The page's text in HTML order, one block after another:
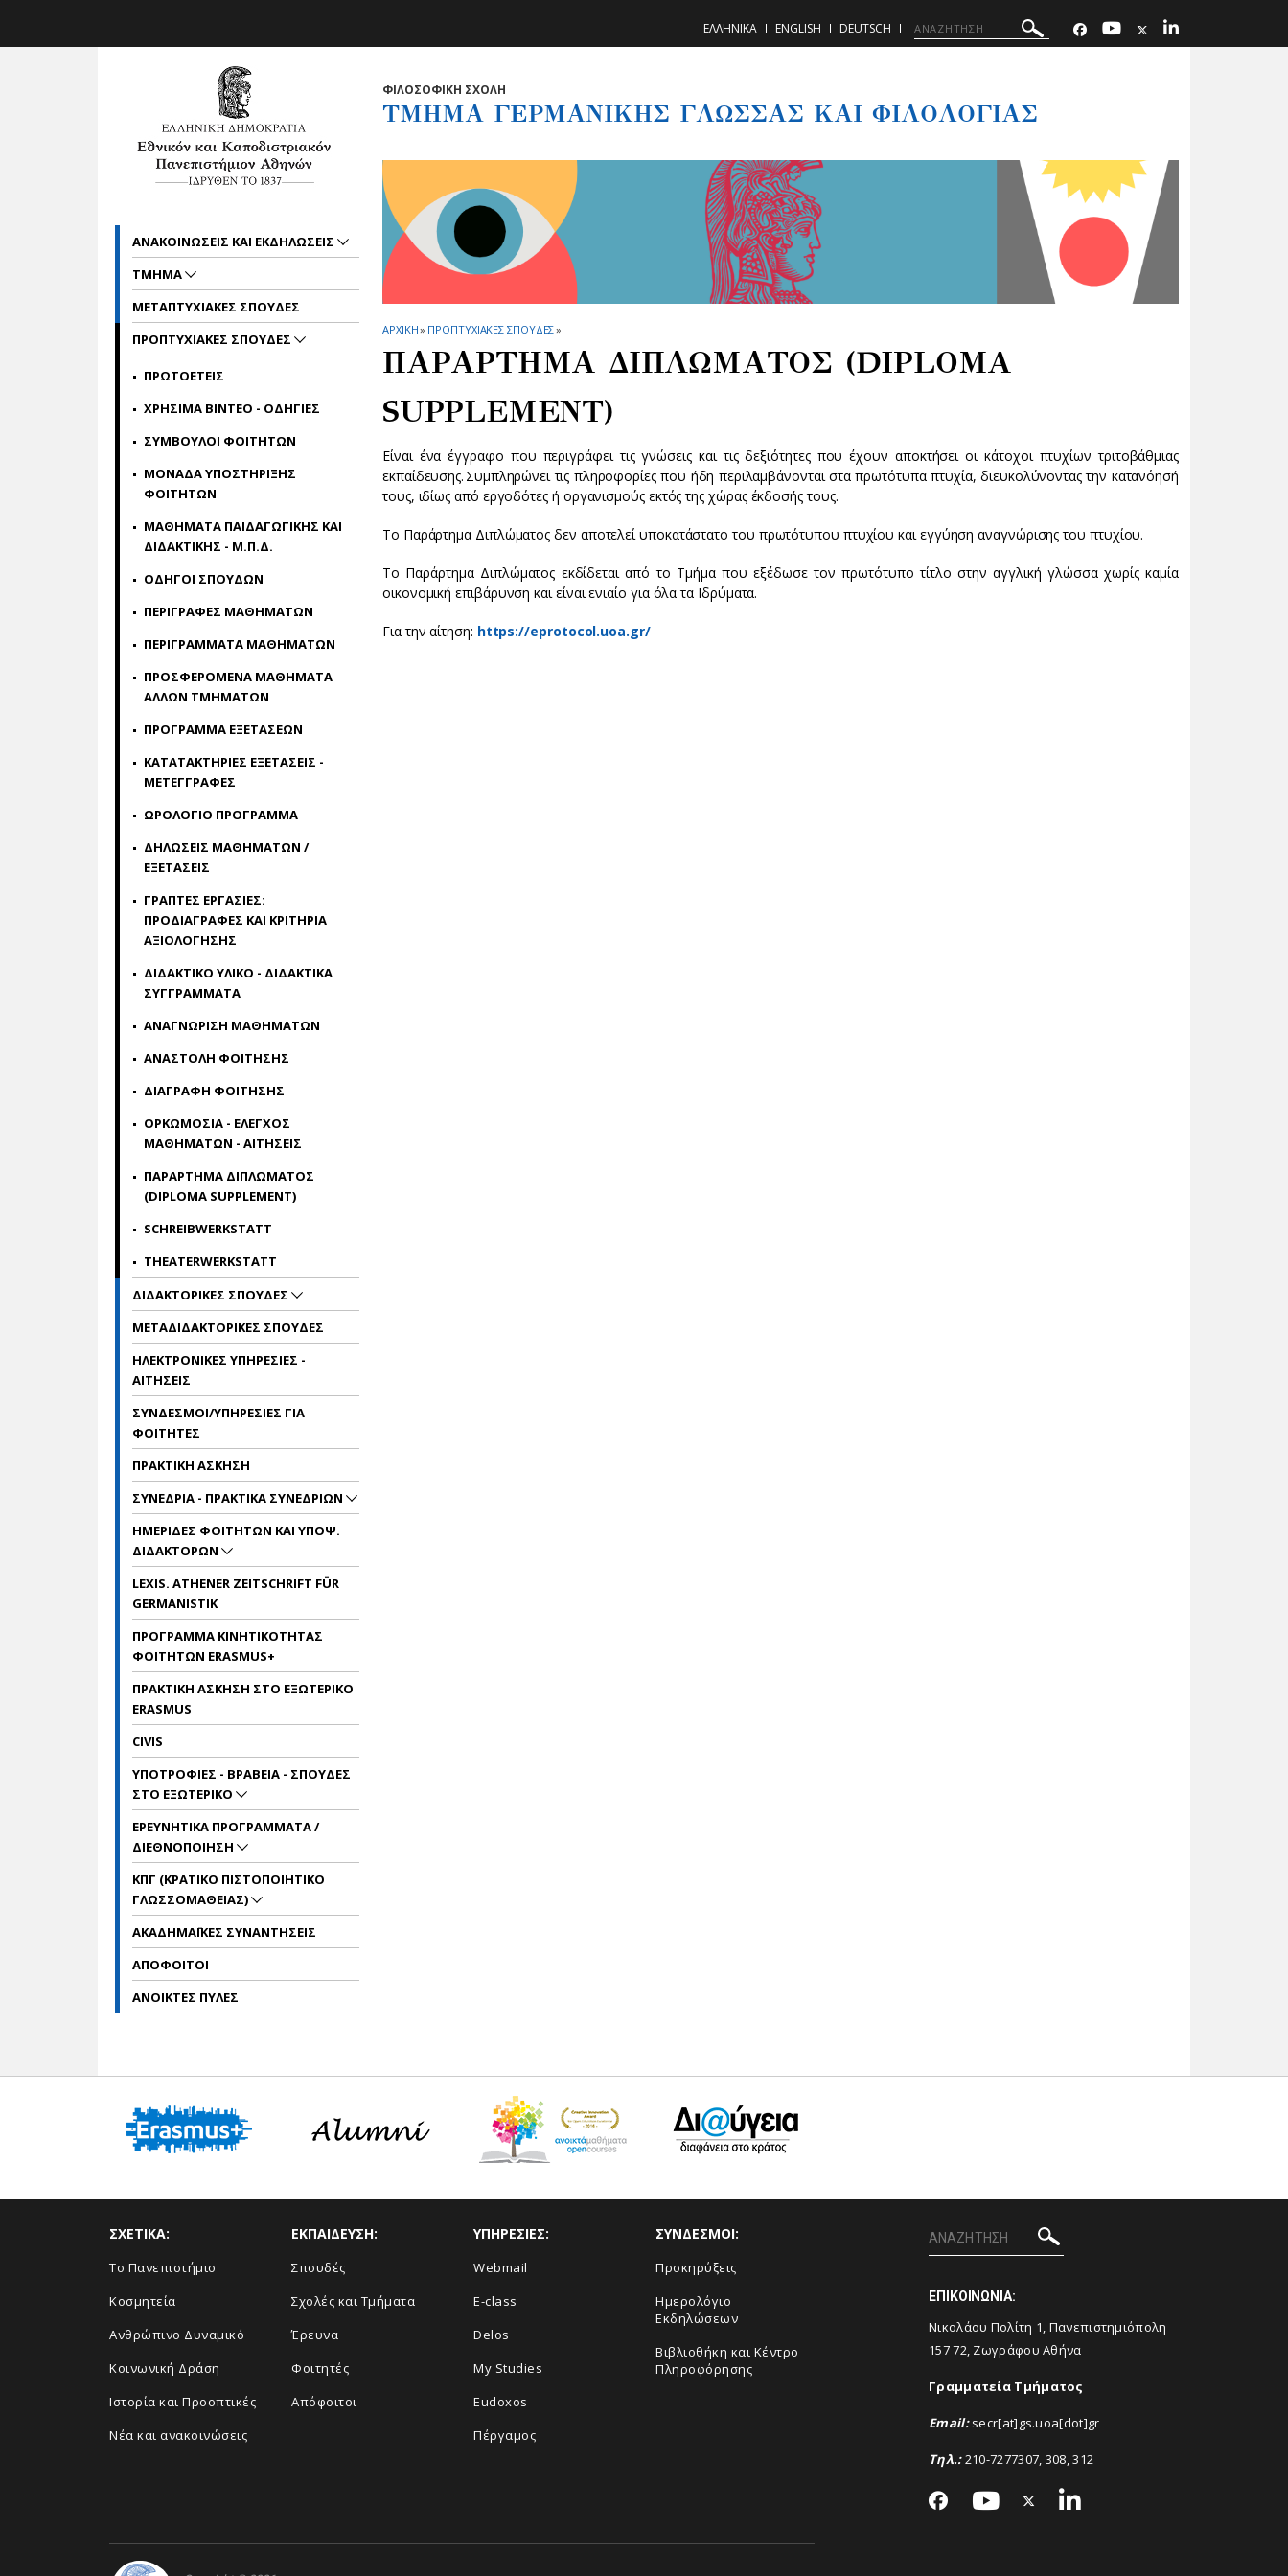
ΕΛΛΗΝΙΚΑ ENGLISH DEUTSCH
ΦΙΛΟΣΟΦΙΚΗ ΣΧΟΛΗ
ΤΜΗΜΑ ΓΕΡΜΑΝΙΚΗΣ ΓΛΩΣΣΑΣ ΚΑΙ ΦΙΛΟΛΟΓΙΑΣ
ΑΡΧΙΚΗ» ΠΡΟΠΤΥΧΙΑΚΕΣ ΣΠΟΥΔΕΣ»
ΠΑΡΑΡΤΗΜΑ ΔΙΠΛΩΜΑΤΟΣ (DIPLOMA
SUPPLEMENT)
Είναι ένα έγγραφο που περιγράφει τις γνώσεις και τις δεξιότητες που έχουν αποκτήσει οι κάτοχοι πτυχίων τριτοβάθμιας
εκπαίδευσης. Συμπληρώνει τις πληροφορίες που ήδη περιλαμβάνονται στα πρωτότυπα πτυχία, διευκολύνοντας την κατανόησή
τους, ιδίως από εργοδότες ή οργανισμούς εκτός της χώρας έκδοσής τους.
Το Παράρτημα Διπλώματος δεν αποτελεί υποκατάστατο του πρωτότυπου πτυχίου και εγγύηση αναγνώρισης του πτυχίου.
Το Παράρτημα Διπλώματος εκδίδεται από το Τμήμα που εξέδωσε τον πρωτότυπο τίτλο στην αγγλική γλώσσα χωρίς καμία
οικονομική επιβάρυνση και είναι ενιαίο για όλα τα Ιδρύματα.
Για την αίτηση: https://eprotocol.uoa.gr/
ΑΝΑΚΟΙΝΩΣΕΙΣ ΚΑΙ ΕΚΔΗΛΩΣΕΙΣ
ΤΜΗΜΑ
ΜΕΤΑΠΤΥΧΙΑΚΕΣ ΣΠΟΥΔΕΣ
ΠΡΟΠΤΥΧΙΑΚΕΣ ΣΠΟΥΔΕΣ
ΠΡΩΤΟΕΤΕΙΣ
ΧΡΗΣΙΜΑ ΒΙΝΤΕΟ - ΟΔΗΓΙΕΣ
ΣΥΜΒΟΥΛΟΙ ΦΟΙΤΗΤΩΝ
ΜΟΝΑΔΑ ΥΠΟΣΤΗΡΙΞΗΣ
ΦΟΙΤΗΤΩΝ
ΜΑΘΗΜΑΤΑ ΠΑΙΔΑΓΩΓΙΚΗΣ ΚΑΙ
ΔΙΔΑΚΤΙΚΗΣ - Μ.Π.Δ.
ΟΔΗΓΟΙ ΣΠΟΥΔΩΝ
ΠΕΡΙΓΡΑΦΕΣ ΜΑΘΗΜΑΤΩΝ
ΠΕΡΙΓΡΑΜΜΑΤΑ ΜΑΘΗΜΑΤΩΝ
ΠΡΟΣΦΕΡΟΜΕΝΑ ΜΑΘΗΜΑΤΑ
ΑΛΛΩΝ ΤΜΗΜΑΤΩΝ
ΠΡΟΓΡΑΜΜΑ ΕΞΕΤΑΣΕΩΝ
ΚΑΤΑΤΑΚΤΗΡΙΕΣ ΕΞΕΤΑΣΕΙΣ -
ΜΕΤΕΓΓΡΑΦΕΣ
ΩΡΟΛΟΓΙΟ ΠΡΟΓΡΑΜΜΑ
ΔΗΛΩΣΕΙΣ ΜΑΘΗΜΑΤΩΝ /
ΕΞΕΤΑΣΕΙΣ
ΓΡΑΠΤΕΣ ΕΡΓΑΣΙΕΣ:
ΠΡΟΔΙΑΓΡΑΦΕΣ ΚΑΙ ΚΡΙΤΗΡΙΑ
ΑΞΙΟΛΟΓΗΣΗΣ
ΔΙΔΑΚΤΙΚΟ ΥΛΙΚΟ - ΔΙΔΑΚΤΙΚΑ
ΣΥΓΓΡΑΜΜΑΤΑ
ΑΝΑΓΝΩΡΙΣΗ ΜΑΘΗΜΑΤΩΝ
ΑΝΑΣΤΟΛΗ ΦΟΙΤΗΣΗΣ
ΔΙΑΓΡΑΦΗ ΦΟΙΤΗΣΗΣ
ΟΡΚΩΜΟΣΙΑ - ΕΛΕΓΧΟΣ
ΜΑΘΗΜΑΤΩΝ - ΑΙΤΗΣΕΙΣ
ΠΑΡΑΡΤΗΜΑ ΔΙΠΛΩΜΑΤΟΣ
(DIPLOMA SUPPLEMENT)
SCHREIBWERKSTATT
THEATERWERKSTATT
ΔΙΔΑΚΤΟΡΙΚΕΣ ΣΠΟΥΔΕΣ
ΜΕΤΑΔΙΔΑΚΤΟΡΙΚΕΣ ΣΠΟΥΔΕΣ
ΗΛΕΚΤΡΟΝΙΚΕΣ ΥΠΗΡΕΣΙΕΣ -
ΑΙΤΗΣΕΙΣ
ΣΥΝΔΕΣΜΟΙ/ΥΠΗΡΕΣΙΕΣ ΓΙΑ
ΦΟΙΤΗΤΕΣ
ΠΡΑΚΤΙΚΗ ΑΣΚΗΣΗ
ΣΥΝΕΔΡΙΑ - ΠΡΑΚΤΙΚΑ ΣΥΝΕΔΡΙΩΝ
ΗΜΕΡΙΔΕΣ ΦΟΙΤΗΤΩΝ ΚΑΙ ΥΠΟΨ.
ΔΙΔΑΚΤΟΡΩΝ
LEXIS. ATHENER ZEITSCHRIFT FÜR
GERMANISTIK
ΠΡΟΓΡΑΜΜΑ ΚΙΝΗΤΙΚΟΤΗΤΑΣ
ΦΟΙΤΗΤΩΝ ERASMUS+
ΠΡΑΚΤΙΚΗ ΑΣΚΗΣΗ ΣΤΟ ΕΞΩΤΕΡΙΚΟ
ERASMUS
CIVIS
ΥΠΟΤΡΟΦΙΕΣ - ΒΡΑΒΕΙΑ - ΣΠΟΥΔΕΣ
ΣΤΟ ΕΞΩΤΕΡΙΚΟ
ΕΡΕΥΝΗΤΙΚΑ ΠΡΟΓΡΑΜΜΑΤΑ /
ΔΙΕΘΝΟΠΟΙΗΣΗ
ΚΠΓ (ΚΡΑΤΙΚΟ ΠΙΣΤΟΠΟΙΗΤΙΚΟ
ΓΛΩΣΣΟΜΑΘΕΙΑΣ)
ΑΚΑΔΗΜΑΪΚΕΣ ΣΥΝΑΝΤΗΣΕΙΣ
ΑΠΟΦΟΙΤΟΙ
ΑΝΟΙΚΤΕΣ ΠΥΛΕΣ
ΣΧΕΤΙΚΑ:
Το Πανεπιστήμιο
Κοσμητεία
Ανθρώπινο Δυναμικό
Κοινωνική Δράση
Ιστορία και Προοπτικές
Νέα και ανακοινώσεις
ΕΚΠΑΙΔΕΥΣΗ:
Σπουδές
Σχολές και Τμήματα
Έρευνα
Φοιτητές
Απόφοιτοι
ΥΠΗΡΕΣΙΕΣ:
Webmail
E-class
Delos
My Studies
Eudoxos
Πέργαμος
ΣΥΝΔΕΣΜΟΙ:
Προκηρύξεις
Ημερολόγιο
Εκδηλώσεων
Βιβλιοθήκη και Κέντρο
Πληροφόρησης
ΕΠΙΚΟΙΝΩΝΙΑ:
Νικολάου Πολίτη 1, Πανεπιστημιόπολη
157 72, Ζωγράφου Αθήνα
Γραμματεία Τμήματος
Email: secr[at]gs.uoa[dot]gr
Τηλ.:210-7277307, 308, 312